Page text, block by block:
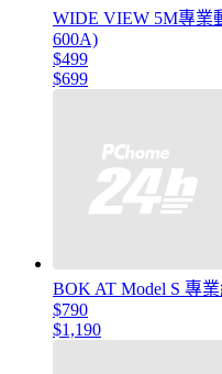
WIDE VIEW 5M專業
600A)
$499
$699
BOK AT Model S 專
$790
$1,190